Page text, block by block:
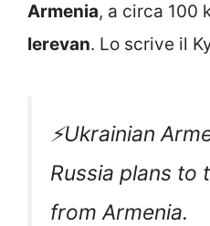
Armenia, a circa 100
Ierevan. Lo scrive il
⚡️Ukrainian
Russia plans to
from Armenia.